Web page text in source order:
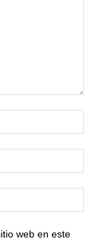
web en este